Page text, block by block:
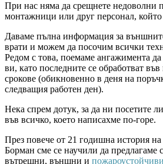
При нас няма да срещнете недоволни
монтажници или друг персонал, който
Даваме пълна информация за
врати и можем да посочим всички
Редом с това, поемаме ангажимента да
ви, като последните се обработват
срокове (обикновенно в деня на
следващия работен ден).
Нека спрем дотук, за да ни посетите
във всичко, което написахме по-горе.
През повече от 21 годишна история
Борман сме се научили да предлагаме
вътрешни, външни и